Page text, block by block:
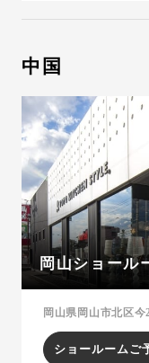
中国
岡山ショール
岡山県岡山市北区今
ショールームご